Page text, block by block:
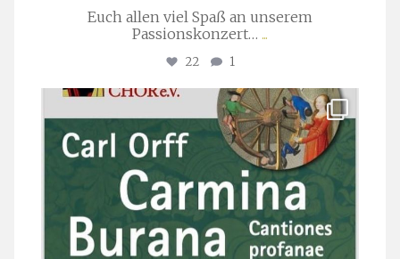
Euch allen viel Spaß an unserem
Passionskonzert… ...
22 1
stuttgarter_oratorienchor
Juli 22